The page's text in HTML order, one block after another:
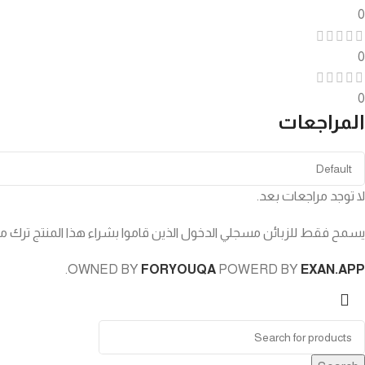
0
0
0
المراجعات
لا توجد مراجعات بعد.
يسمح فقط للزبائن مسجلي الدخول الذين قاموا بشراء هذا المنتج ترك
OWNED BY FORYOUQA POWERD BY EXAN.APP
.